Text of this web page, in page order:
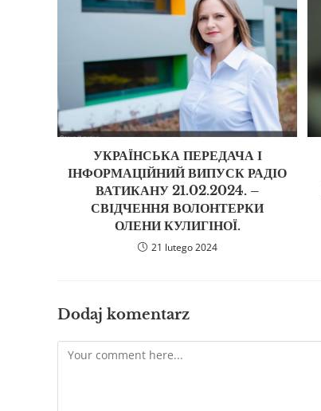
УКРАЇНСЬКА ПЕРЕДАЧА І
ІНФОРМАЦІЙНИЙ ВИПУСК РАДІО
ВАТИКАНУ 21.02.2024. –
СВІДЧЕННЯ ВОЛОНТЕРКИ
ОЛЕНИ КУЛИГІНОЇ.
21 lutego 2024
Dodaj komentarz